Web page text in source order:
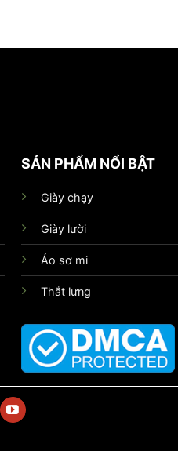
SẢN PHẨM NỔI BẬT
Giày chạy
Giày lười
Áo sơ mi
Thắt lưng